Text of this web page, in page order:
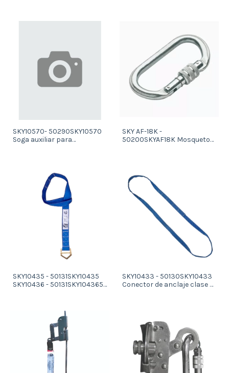
SKY10570- 50290SKY10570
Soga auxiliar para
(mt. adicional codigo)
SKY AF-18K -
50200SKYAF18K Mosqueton
SKY10435 - 50131SKY10435
SKY10436 - 50131SKY104365-
cinta ancho 50 mm. 1,00 m
de longitud con argolla
metalica estampada (tipo
corbata). 6- 2 mts
SKY10433 - 50130SKY10433
Conector de anclaje clase B